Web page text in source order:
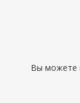
Вы можете